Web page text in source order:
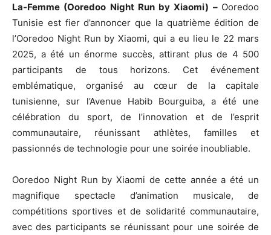
La-Femme (Ooredoo Night Run by Xiaomi) – Ooredoo
Tunisie est fier d’annoncer que la quatrième édition de
l’Ooredoo Night Run by Xiaomi, qui a eu lieu le 22 mars
2025, a été un énorme succès, attirant plus de 4 500
participants de tous horizons. Cet événement
emblématique, organisé au cœur de la capitale
tunisienne, sur l’Avenue Habib Bourguiba, a été une
célébration du sport, de l’innovation et de l’esprit
communautaire, réunissant athlètes, familles et
passionnés de technologie pour une soirée inoubliable.
Ooredoo Night Run by Xiaomi de cette année a été un
magnifique spectacle d’animation musicale, de
compétitions sportives et de solidarité communautaire,
avec des participants se réunissant pour une soirée de